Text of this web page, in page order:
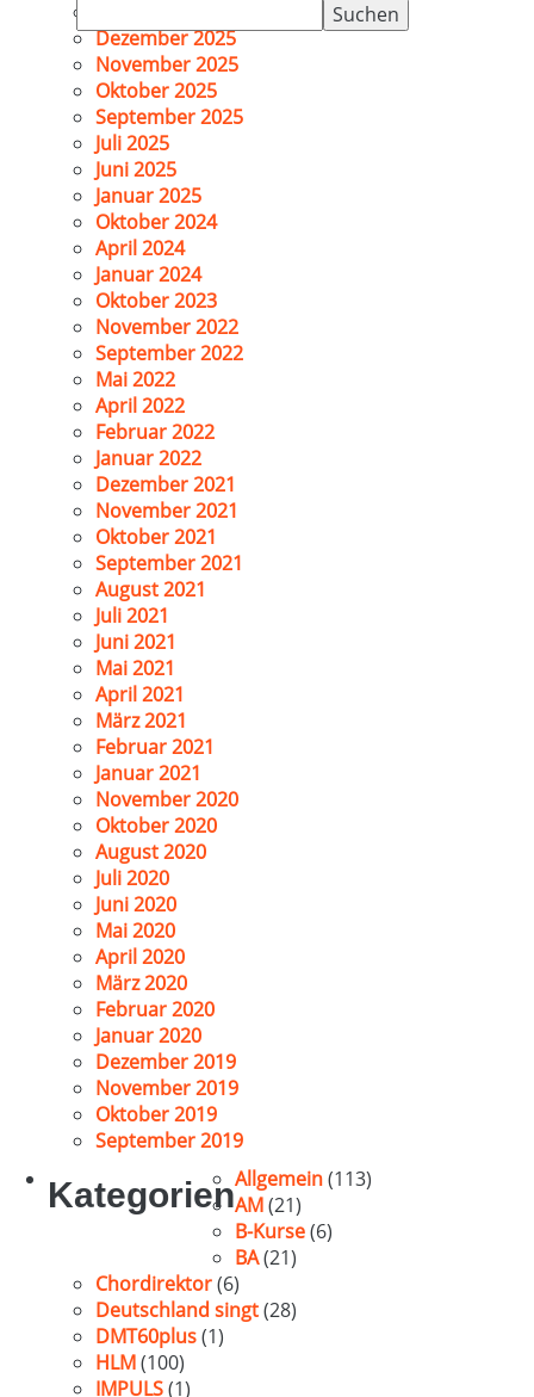
Suchen
nach:
Dezember 2025
November 2025
Oktober 2025
September 2025
Juli 2025
Juni 2025
Januar 2025
Oktober 2024
April 2024
Januar 2024
Oktober 2023
November 2022
September 2022
Mai 2022
April 2022
Februar 2022
Januar 2022
Dezember 2021
November 2021
Oktober 2021
September 2021
August 2021
Juli 2021
Juni 2021
Mai 2021
April 2021
März 2021
Februar 2021
Januar 2021
November 2020
Oktober 2020
August 2020
Juli 2020
Juni 2020
Mai 2020
April 2020
März 2020
Februar 2020
Januar 2020
Dezember 2019
November 2019
Oktober 2019
September 2019
KategorienAllgemein(113)
AM(21)
B-Kurse(6)
BA(21)
Chordirektor(6)
Deutschland singt(28)
DMT60plus(1)
HLM(100)
IMPULS(1)